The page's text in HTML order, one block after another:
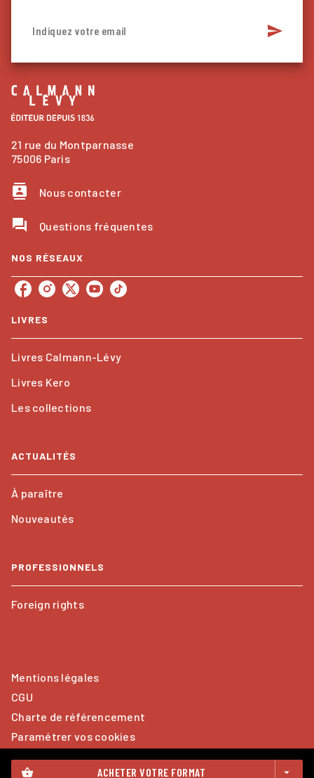
shopping_basket ACHETER VOTRE FORMAT arrow_drop_down
Indiquez votre email send
21 rue du Montparnasse
75006 Paris
contacts Nous contacter
question_answer Questions fréquentes
NOS RÉSEAUX
LIVRES
Livres Calmann-Lévy
Livres Kero
Les collections
ACTUALITÉS
À paraître
Nouveautés
PROFESSIONNELS
Foreign rights
Mentions légales
CGU
Charte de référencement
Paramétrer vos cookies